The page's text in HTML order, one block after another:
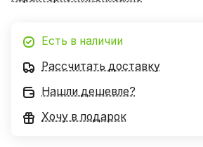
Есть в наличии
Рассчитать доставку
Нашли дешевле?
Хочу в подарок